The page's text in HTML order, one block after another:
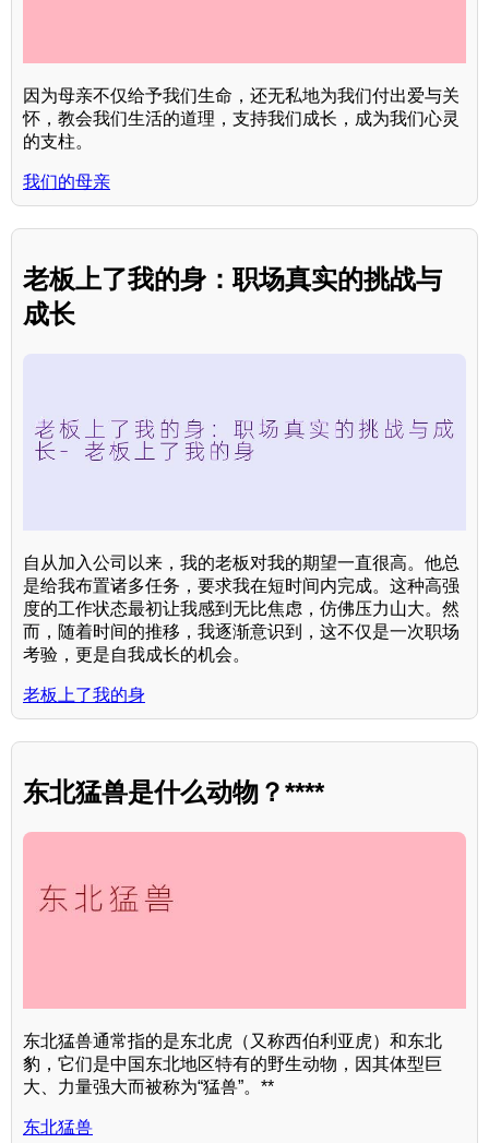
因为母亲不仅给予我们生命，还无私地为我们付出爱与关
怀，教会我们生活的道理，支持我们成长，成为我们心灵
的支柱。
我们的母亲
老板上了我的身：职场真实的挑战与
成长
自从加入公司以来，我的老板对我的期望一直很高。他总
是给我布置诸多任务，要求我在短时间内完成。这种高强
度的工作状态最初让我感到无比焦虑，仿佛压力山大。然
而，随着时间的推移，我逐渐意识到，这不仅是一次职场
考验，更是自我成长的机会。
老板上了我的身
东北猛兽是什么动物？****
东北猛兽通常指的是东北虎（又称西伯利亚虎）和东北
豹，它们是中国东北地区特有的野生动物，因其体型巨
大、力量强大而被称为“猛兽”。**
东北猛兽